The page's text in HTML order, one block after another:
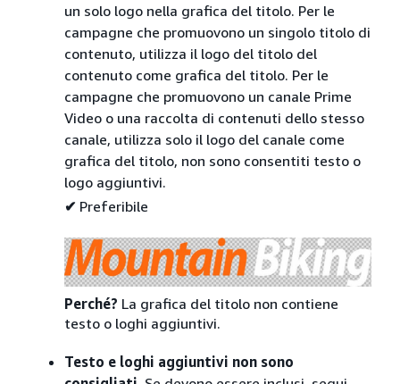
un solo logo nella grafica del titolo. Per le
campagne che promuovono un singolo titolo di
contenuto, utilizza il logo del titolo del
contenuto come grafica del titolo. Per le
campagne che promuovono un canale Prime
Video o una raccolta di contenuti dello stesso
canale, utilizza solo il logo del canale come
grafica del titolo, non sono consentiti testo o
logo aggiuntivi.
✔ Preferibile
Perché? La grafica del titolo non contiene
testo o loghi aggiuntivi.
Testo e loghi aggiuntivi non sono